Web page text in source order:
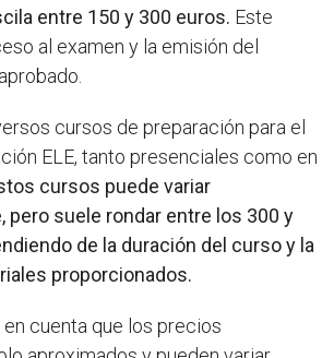
entre 150 y 300 euros. Este
al examen y la emisión del
cursos de preparación para el
ELE, tanto presenciales como en
cursos puede variar
pero suele rondar entre los 300 y
de la duración del curso y la
proporcionados.
cuenta que los precios